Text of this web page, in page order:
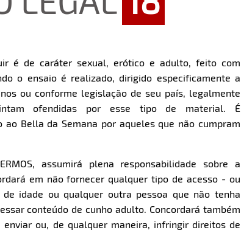
Gi Genesinir Eduarda de Mello
Gisele Maria Prih Cavalheiro
é de caráter sexual, erótico e adulto, feito com
o ensaio é realizado, dirigido especificamente a
ou conforme legislação de seu país, legalmente
ofendidas por esse tipo de material. É
Bella da Semana por aqueles que não cumpram
assumirá plena responsabilidade sobre a
em não fornecer qualquer tipo de acesso - ou
idade ou qualquer outra pessoa que não tenha
conteúdo de cunho adulto. Concordará também
enviar ou, de qualquer maneira, infringir direitos de